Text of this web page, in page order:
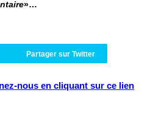
»…
Partager sur Twitter
nous en cliquant sur ce lien